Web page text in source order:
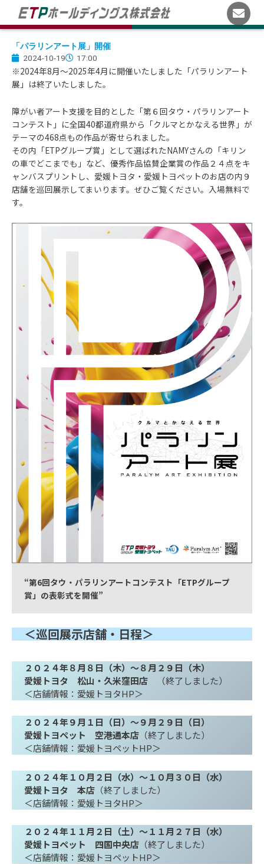
を
「パラリンアート展」開催
2024-10-19
17:00
※2024年8月～2025年4月に開催いたしました「パラリンアート
展」は終了いたしました。
障がい者アート支援を目的とした「第６回タウ・パラリンアート
コンテスト」に全国40都道府県から「クルマとかなえる世界」が
テーマの468点もの作品が寄せられました。
その内「ETPグループ賞」として選ばれたNAMYさんの「キリン
の車でどこまでも」など、優秀作品協賛企業賞の作品２４点をキ
ャンバスプリントし、愛媛トヨタ・愛媛トヨペットのお店の内９
店舗を巡回展示してまいります。ぜひご覧ください。入場無料で
す。
“第6回タウ・パラリンアートコンテスト「ETPグループ
賞」の表彰式を開催”
＜巡回展示店舗・日程＞
２０２４年８月８日（木）～８月２９日（木）
愛媛トヨタ 松山・久米窪田店（終了しました）
＜店舗情報：愛媛トヨタHP＞
２０２４年９月１日（日）～９月２９日（日）
愛媛トヨペット 空港通本店（終了しました）
＜店舗情報：愛媛トヨペットHP＞
２０２４年１０月２日（水）～１０月３０日（水）
愛媛トヨタ 本店（終了しました）
＜店舗情報：愛媛トヨタHP＞
２０２４年１１月２日（土）～１１月２７日（水）
愛媛トヨペット 四国中央店（終了しました）
＜店舗情報：愛媛トヨペットHP＞